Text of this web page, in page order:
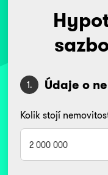
1. Údaje o
Kolik stojí